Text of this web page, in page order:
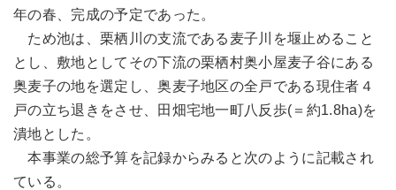
年の春、完成の予定であった。
ため池は、栗栖川の支流である麦子川を堰止めること
とし、敷地としてその下流の栗栖村奥小屋麦子谷にある
奥麦子の地を選定し、奥麦子地区の全戸である現住者４
戸の立ち退きをさせ、田畑宅地一町八反歩(＝約1.8ha)を
潰地とした。
本事業の総予算を記録からみると次のように記載され
ている。